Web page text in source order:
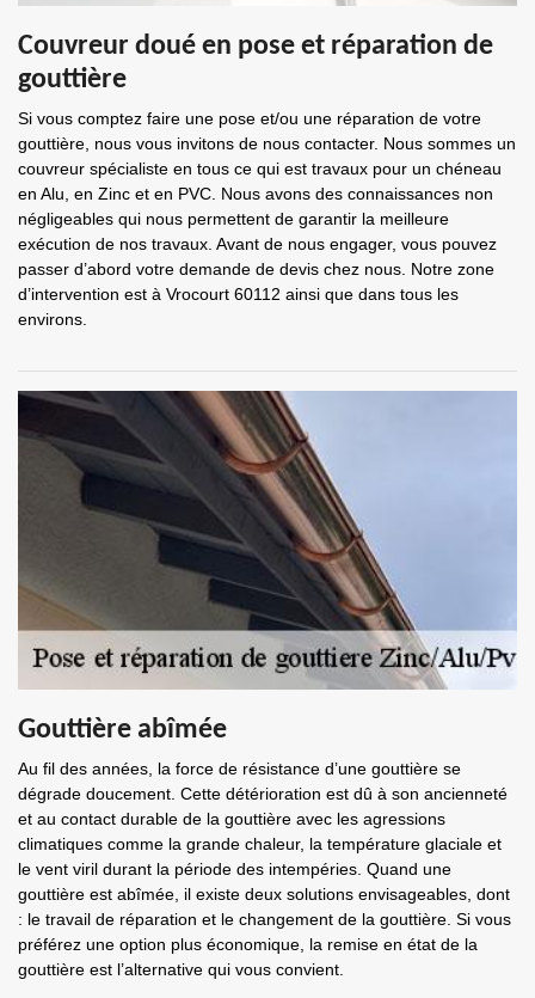
Couvreur doué en pose et réparation de
gouttière
Si vous comptez faire une pose et/ou une réparation de votre
gouttière, nous vous invitons de nous contacter. Nous sommes un
couvreur spécialiste en tous ce qui est travaux pour un chéneau
en Alu, en Zinc et en PVC. Nous avons des connaissances non
négligeables qui nous permettent de garantir la meilleure
exécution de nos travaux. Avant de nous engager, vous pouvez
passer d’abord votre demande de devis chez nous. Notre zone
d’intervention est à Vrocourt 60112 ainsi que dans tous les
environs.
Gouttière abîmée
Au fil des années, la force de résistance d’une gouttière se
dégrade doucement. Cette détérioration est dû à son ancienneté
et au contact durable de la gouttière avec les agressions
climatiques comme la grande chaleur, la température glaciale et
le vent viril durant la période des intempéries. Quand une
gouttière est abîmée, il existe deux solutions envisageables, dont
: le travail de réparation et le changement de la gouttière. Si vous
préférez une option plus économique, la remise en état de la
gouttière est l’alternative qui vous convient.